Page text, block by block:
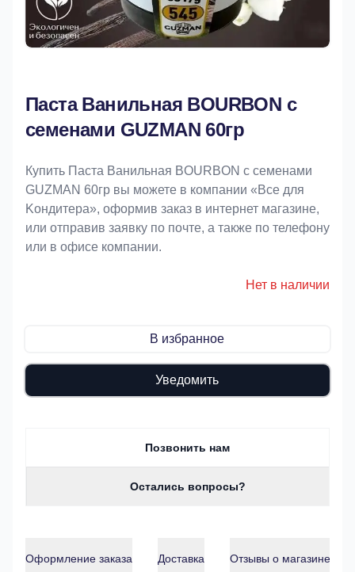
Паста Ванильная BOURBON с
семенами GUZMAN 60гр
Купить Паста Ванильная BOURBON с семенами
GUZMAN 60гр вы можете в компании «Bce для
Koндитeрa», оформив заказ в интернет магазине,
или отправив заявку по почте, а также по телефону
или в офисе компании.
Нет в наличии
В избранное
Уведомить
Позвонить нам
Остались вопросы?
Оформление заказа Доставка Отзывы о магазине